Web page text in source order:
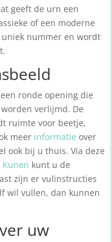
geeft de urn een
of een moderne
nummer en wordt
ronde opening die
verlijmd. De
ruimte voor beetje,
meer informatie over
ook bij u thuis. Via deze
kunt u de
zijn er vulinstructies
wil vullen, dan kunnen
uw